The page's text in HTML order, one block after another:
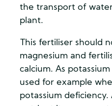
the transport of
plant.
This fertiliser should
magnesium and
calcium. As
used for example
potassium